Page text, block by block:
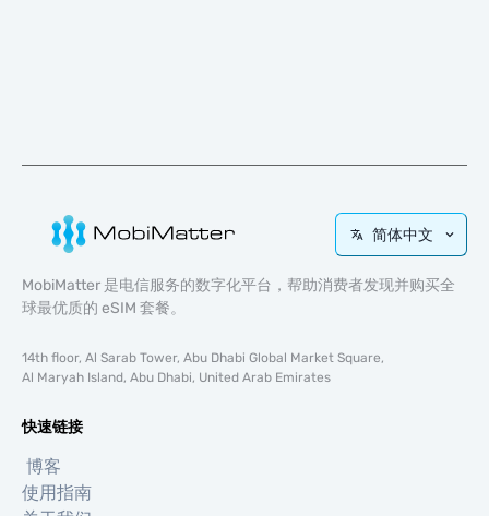
简体中文
MobiMatter 是电信服务的数字化平台，帮助消费者发现并购买全
球最优质的 eSIM 套餐。
14th floor, Al Sarab Tower, Abu Dhabi Global Market Square,
Al Maryah Island, Abu Dhabi, United Arab Emirates
快速链接
博客
使用指南